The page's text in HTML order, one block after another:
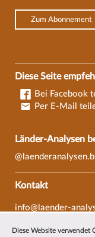
Zum Abonnement
Diese Seite
Bei Facebook
Per E-Mail
Länder-Analysen
Kontakt
info@laender-
Diese Website verwendet